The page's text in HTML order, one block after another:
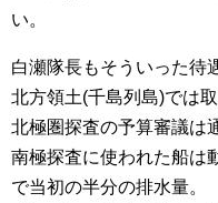
い。
白瀬隊長もそういった待
北方領土(千島列島)では
北極圏探査の予算審議は
南極探査に使われた船は
で当初の半分の排水量。